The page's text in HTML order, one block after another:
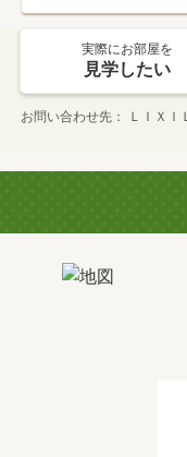
実際にお部屋を
見学したい
お問い合わせ先 ＬＩＸ